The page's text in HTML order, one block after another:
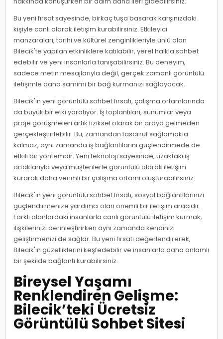
Bu yeni fırsat sayesinde, birkaç tuşa basarak karşınızdaki
kişiyle canlı olarak iletişim kurabilirsiniz. Etkileyici
manzaraları, tarihi ve kültürel zenginlikleriyle ünlü olan
Bilecik'te yapılan etkinliklere katılabilir, yerel halkla sohbet
edebilir ve yeni insanlarla tanışabilirsiniz. Bu deneyim,
sadece metin mesajlarıyla değil, gerçek zamanlı görüntülü
iletişimle daha samimi bir bağ kurmanızı sağlayacak.
Bilecik'in yeni görüntülü sohbet fırsatı, çalışma ortamlarında
da büyük bir etki yaratıyor. İş toplantıları, sunumlar veya
proje görüşmeleri artık fiziksel olarak bir araya gelmeden
gerçekleştirilebilir. Bu, zamandan tasarruf sağlamakla
kalmaz, aynı zamanda iş bağlantılarını güçlendirmede de
etkili bir yöntemdir. Yeni teknoloji sayesinde, uzaktaki iş
ortaklarıyla veya müşterilerle görüntülü olarak iletişim
kurarak daha verimli bir çalışma ortamı oluşturabilirsiniz.
Bilecik'in yeni görüntülü sohbet fırsatı, sosyal bağlantılarınızı
güçlendirmenize yardımcı olan önemli bir iletişim aracıdır.
Farklı alanlardaki insanlarla canlı görüntülü iletişim kurmak,
ilişkilerinizi derinleştirirken aynı zamanda kendinizi
geliştirmenizi de sağlar. Bu yeni fırsatı değerlendirerek,
Bilecik'in güzelliklerini keşfedebilir ve insanlarla daha anlamlı
bir şekilde bağlantı kurabilirsiniz.
Bireysel Yaşamı
Renklendiren Gelişme:
Bilecik’teki Ücretsiz
Görüntülü Sohbet Sitesi